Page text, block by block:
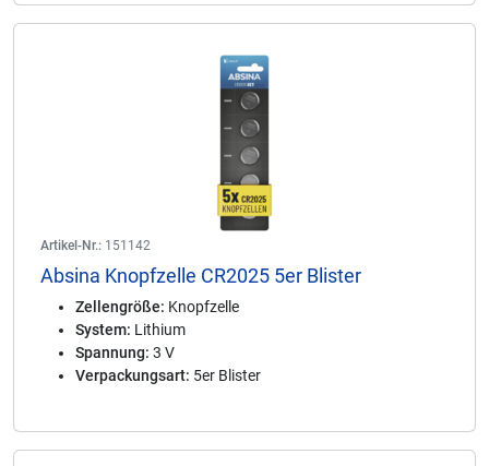
Artikel-Nr.: 151142
Absina Knopfzelle CR2025 5er Blister
Zellengröße: Knopfzelle
System: Lithium
Spannung: 3 V
Verpackungsart: 5er Blister